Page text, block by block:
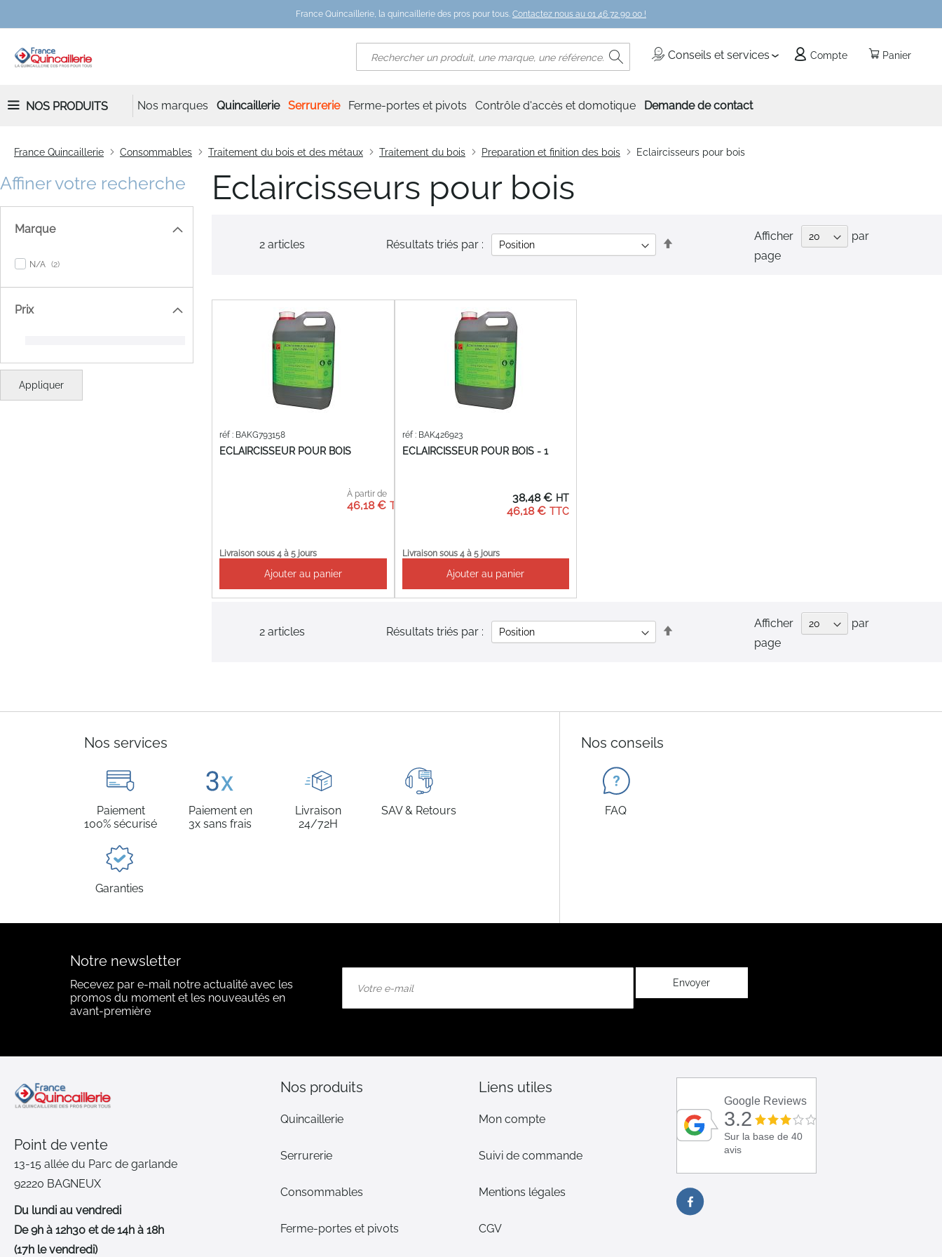
France Quincaillerie, la quincaillerie des pros pour tous. Contactez nous au 01 46 72 90 00 !
Panier
Conseils et services Compte
Rechercher
NOS PRODUITS Nos marques Quincaillerie Serrurerie Ferme-portes et pivots Contrôle d'accès et domotique Demande de contact
France Quincaillerie Consommables Traitement du bois et des métaux Traitement du bois Preparation et finition des bois Eclaircisseurs pour bois
Eclaircisseurs pour bois
2 articles
Afficher
par
page
Résultats triés par :
ECLAIRCISSEUR POUR BOIS
réf : BAKG793158
À partir de
46,18 €
Livraison sous 4 à 5 jours
Ajouter au panier
ECLAIRCISSEUR POUR BOIS - 1
réf : BAK426923
46,18 €
38,48 €
Livraison sous 4 à 5 jours
Ajouter au panier
2 articles Résultats triés par :
Afficher
par
page
Affiner votre recherche
Marque
N/A 2items
Prix
Appliquer
Nos services
Paiement
100% sécurisé
Paiement en
3x sans frais
Livraison
24/72H
SAV & Retours
Garanties
Nos conseils
FAQ
Notre newsletter
Recevez par e-mail notre actualité avec les
promos du moment et les nouveautés en
avant-première
notre
:
Envoyer
Point de vente
13-15 allée du Parc de garlande
92220 BAGNEUX
Du lundi au vendredi
De 9h à 12h30 et de 14h à 18h
(17h le vendredi)
Nos produits
Quincaillerie
Serrurerie
Consommables
Ferme-portes et pivots
Liens utiles
Mon compte
Suivi de commande
Mentions légales
CGV
Google Reviews
3.2
Sur la base de 40
avis